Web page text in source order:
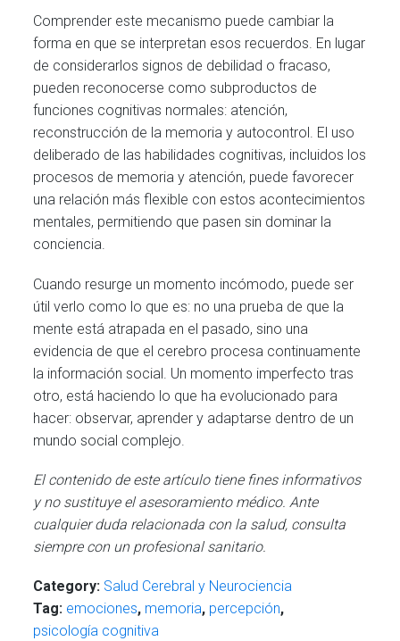
Comprender este mecanismo puede cambiar la
forma en que se interpretan esos recuerdos. En lugar
de considerarlos signos de debilidad o fracaso,
pueden reconocerse como subproductos de
funciones cognitivas normales: atención,
reconstrucción de la memoria y autocontrol. El uso
deliberado de las habilidades cognitivas, incluidos los
procesos de memoria y atención, puede favorecer
una relación más flexible con estos acontecimientos
mentales, permitiendo que pasen sin dominar la
conciencia.
Cuando resurge un momento incómodo, puede ser
útil verlo como lo que es: no una prueba de que la
mente está atrapada en el pasado, sino una
evidencia de que el cerebro procesa continuamente
la información social. Un momento imperfecto tras
otro, está haciendo lo que ha evolucionado para
hacer: observar, aprender y adaptarse dentro de un
mundo social complejo.
El contenido de este artículo tiene fines informativos
y no sustituye el asesoramiento médico. Ante
cualquier duda relacionada con la salud, consulta
siempre con un profesional sanitario.
Category: Salud Cerebral y Neurociencia
Tag: emociones, memoria, percepción,
psicología cognitiva